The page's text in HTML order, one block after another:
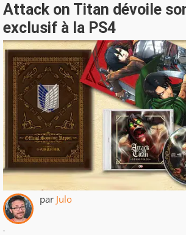
Attack on Titan dévoile
exclusif à la PS4
par Julo
.